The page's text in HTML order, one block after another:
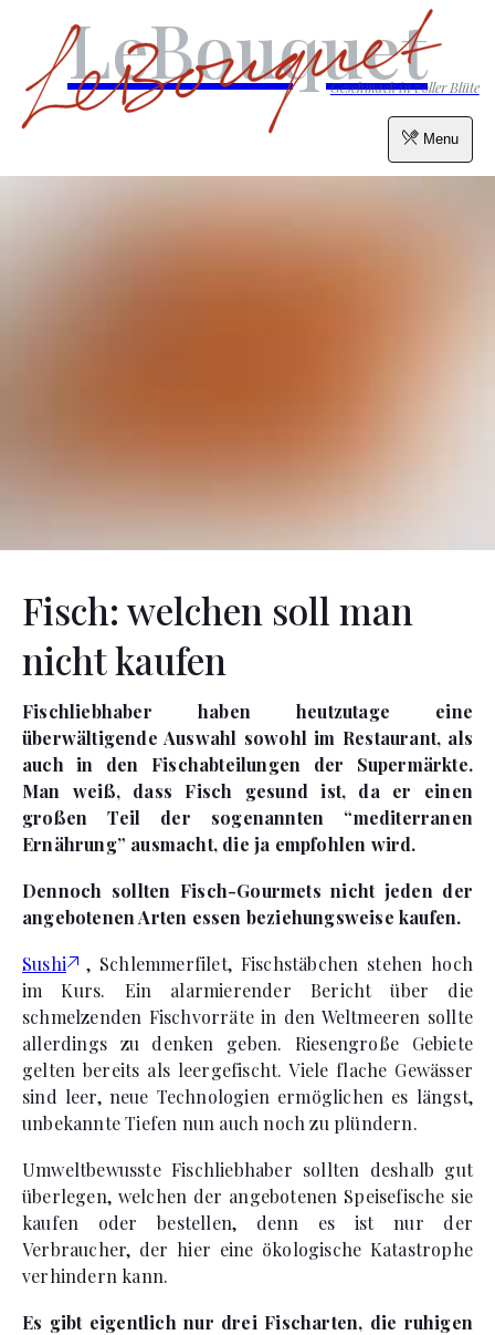
Menu
LeBouquet
Geschmack in voller Blüte
Fisch: welchen soll man
nicht kaufen
Fischliebhaber haben heutzutage eine
überwältigende Auswahl sowohl im Restaurant, als
auch in den Fischabteilungen der Supermärkte.
Man weiß, dass Fisch gesund ist, da er einen
großen Teil der sogenannten “mediterranen
Ernährung” ausmacht, die ja empfohlen wird.
Dennoch sollten Fisch-Gourmets nicht jeden der
angebotenen Arten essen beziehungsweise kaufen.
Sushi
, Schlemmerfilet, Fischstäbchen stehen hoch
im Kurs. Ein alarmierender Bericht über die
schmelzenden Fischvorräte in den Weltmeeren sollte
allerdings zu denken geben. Riesengroße Gebiete
gelten bereits als leergefischt. Viele flache Gewässer
sind leer, neue Technologien ermöglichen es längst,
unbekannte Tiefen nun auch noch zu plündern.
Umweltbewusste Fischliebhaber sollten deshalb gut
überlegen, welchen der angebotenen Speisefische sie
kaufen oder bestellen, denn es ist nur der
Verbraucher, der hier eine ökologische Katastrophe
verhindern kann.
Es gibt eigentlich nur drei Fischarten, die ruhigen